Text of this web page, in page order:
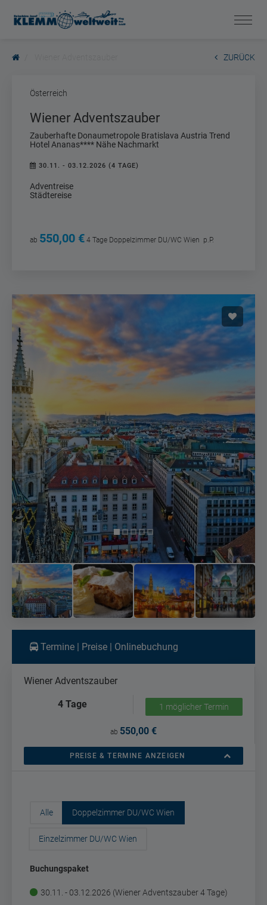
ZURÜCK
Österreich
Wiener Adventszauber
Zauberhafte Donaumetropole Bratislava Austria Trend
Hotel Ananas**** Nähe Nachmarkt
30.11. - 03.12.2026 (4 TAGE)
Adventreise
Städtereise
ab 550,00 € 4 Tage Doppelzimmer DU/WC Wien p.P.
Termine | Preise | Onlinebuchung
Wiener Adventszauber
4 Tage 1 möglicher Termin
ab 550,00 €
PREISE & TERMINE ANZEIGEN
Alle Doppelzimmer DU/WC Wien
Einzelzimmer DU/WC Wien
Buchungspaket
30.11. - 03.12.2026 (Wiener Adventszauber 4 Tage)